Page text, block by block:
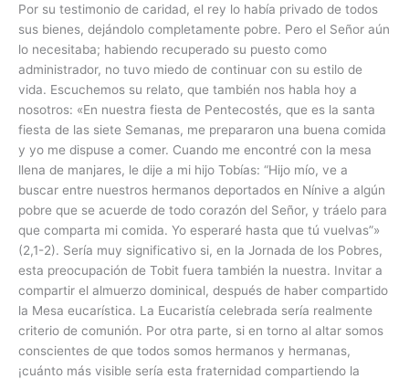
Por su testimonio de caridad, el rey lo había privado de todos
sus bienes, dejándolo completamente pobre. Pero el Señor aún
lo necesitaba; habiendo recuperado su puesto como
administrador, no tuvo miedo de continuar con su estilo de
vida. Escuchemos su relato, que también nos habla hoy a
nosotros: «En nuestra fiesta de Pentecostés, que es la santa
fiesta de las siete Semanas, me prepararon una buena comida
y yo me dispuse a comer. Cuando me encontré con la mesa
llena de manjares, le dije a mi hijo Tobías: “Hijo mío, ve a
buscar entre nuestros hermanos deportados en Nínive a algún
pobre que se acuerde de todo corazón del Señor, y tráelo para
que comparta mi comida. Yo esperaré hasta que tú vuelvas”»
(2,1-2). Sería muy significativo si, en la Jornada de los Pobres,
esta preocupación de Tobit fuera también la nuestra. Invitar a
compartir el almuerzo dominical, después de haber compartido
la Mesa eucarística. La Eucaristía celebrada sería realmente
criterio de comunión. Por otra parte, si en torno al altar somos
conscientes de que todos somos hermanos y hermanas,
¡cuánto más visible sería esta fraternidad compartiendo la